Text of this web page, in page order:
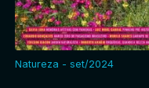
Natureza - set/2024